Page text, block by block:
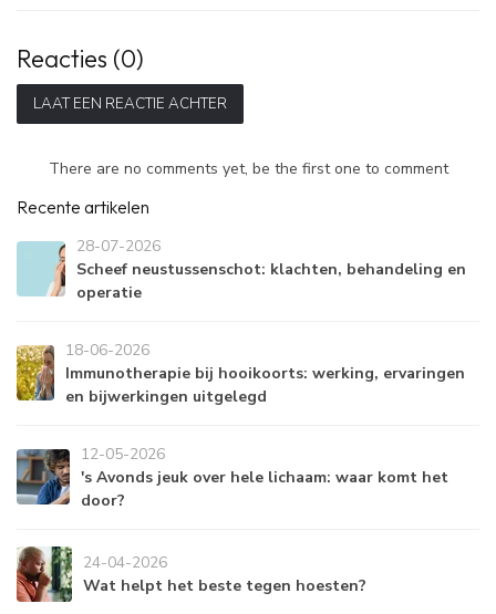
Reacties (0)
LAAT EEN REACTIE ACHTER
There are no comments yet, be the first one to comment
Recente artikelen
28-07-2026
Scheef neustussenschot: klachten, behandeling en
operatie
18-06-2026
Immunotherapie bij hooikoorts: werking, ervaringen
en bijwerkingen uitgelegd
12-05-2026
's Avonds jeuk over hele lichaam: waar komt het
door?
24-04-2026
Wat helpt het beste tegen hoesten?